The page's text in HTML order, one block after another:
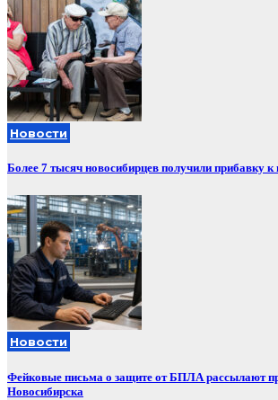
Новости
Более 7 тысяч новосибирцев получили прибавку
Новости
Фейковые письма о защите от БПЛА рассылают
Новосибирска